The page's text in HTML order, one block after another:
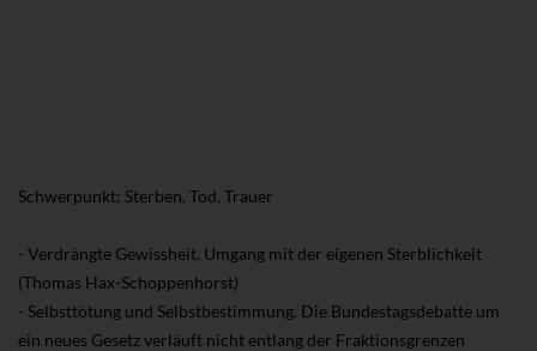
Schwerpunkt: Sterben, Tod, Trauer
- Verdrängte Gewissheit. Umgang mit der eigenen Sterblichkeit
(Thomas Hax-Schoppenhorst)
- Selbsttötung und Selbstbestimmung. Die Bundestagsdebatte um
ein neues Gesetz verläuft nicht entlang der Fraktionsgrenzen